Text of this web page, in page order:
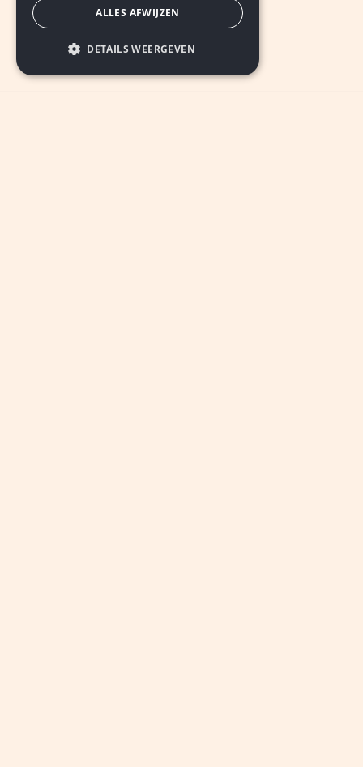
ALLES AFWIJZEN
DETAILS WEERGEVEN